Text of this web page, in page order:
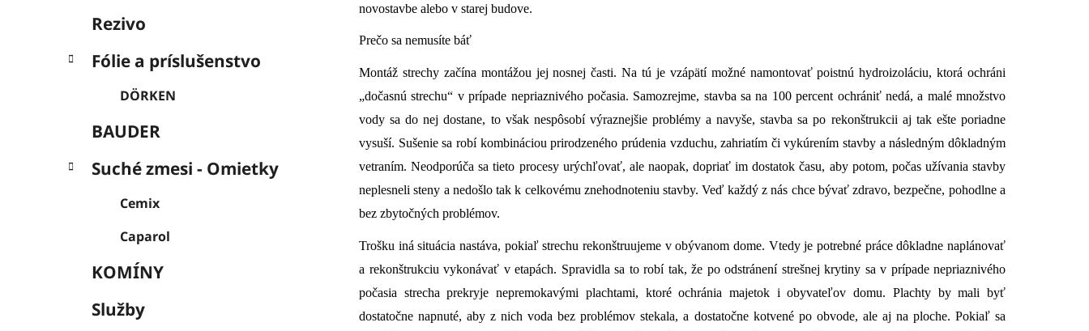
Rezivo
Fólie a príslušenstvo
DÖRKEN
BAUDER
Suché zmesi - Omietky
Cemix
Caparol
KOMÍNY
Služby
novostavbe alebo v starej budove.
Prečo sa nemusíte báť
Montáž strechy začína montážou jej nosnej časti. Na tú je vzápätí možné namontovať poistnú hydroizoláciu, ktorá ochráni
„dočasnú strechu“ v prípade nepriaznivého počasia. Samozrejme, stavba sa na 100 percent ochrániť nedá, a malé množstvo
vody sa do nej dostane, to však nespôsobí výraznejšie problémy a navyše, stavba sa po rekonštrukcii aj tak ešte poriadne
vysuší. Sušenie sa robí kombináciou prirodzeného prúdenia vzduchu, zahriatím či vykúrením stavby a následným dôkladným
vetraním. Neodporúča sa tieto procesy urýchľovať, ale naopak, dopriať im dostatok času, aby potom, počas užívania stavby
neplesneli steny a nedošlo tak k celkovému znehodnoteniu stavby. Veď každý z nás chce bývať zdravo, bezpečne, pohodlne a
bez zbytočných problémov.
Trošku iná situácia nastáva, pokiaľ strechu rekonštruujeme v obývanom dome. Vtedy je potrebné práce dôkladne naplánovať
a rekonštrukciu vykonávať v etapách. Spravidla sa to robí tak, že po odstránení strešnej krytiny sa v prípade nepriaznivého
počasia strecha prekryje nepremokavými plachtami, ktoré ochránia majetok i obyvateľov domu. Plachty by mali byť
dostatočne napnuté, aby z nich voda bez problémov stekala, a dostatočne kotvené po obvode, ale aj na ploche. Pokiaľ sa